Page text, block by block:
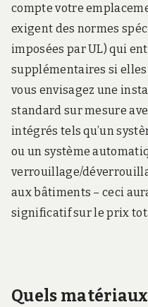
compte votre
exigent des normes
imposées par UL) qui
supplémentaires si elles
vous envisagez une
standard sur mesure
intégrés tels qu’un
ou un système
verrouillage/
aux bâtiments – ceci
significatif sur le prix
Quels